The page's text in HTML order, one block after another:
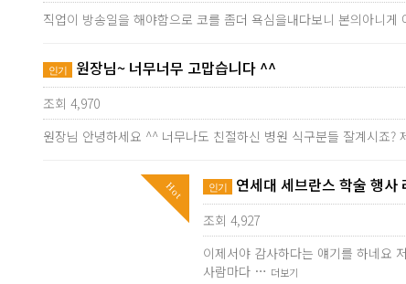
직업이 방송일을 해야함으로 코를 좀더 욕심을내다보니 본의아니
인기 원장님~ 너무너무 고맙습니다 ^^
조회 4,970
원장님 안녕하세요 ^^ 너무나도 친절하신 병원 식구분들 잘계시죠
Hot 인기 연세대 세브란스 학술 행사
조회 4,927
이제서야 감사하다는 얘기를 하네요
사람마다 … 더보기